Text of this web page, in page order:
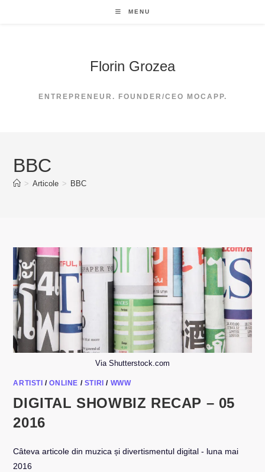
MENU
Florin Grozea
ENTREPRENEUR. FOUNDER/CEO MOCAPP.
BBC
> Articole > BBC
Via Shutterstock.com
ARTISTI /ONLINE / STIRI / WWW
DIGITAL SHOWBIZ RECAP – 05
2016
Câteva articole din muzica și divertismentul digital - luna mai
2016